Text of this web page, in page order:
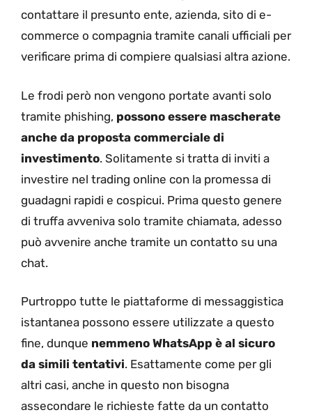
contattare il presunto ente, azienda, sito di e-
commerce o compagnia tramite canali ufficiali per
verificare prima di compiere qualsiasi altra azione.
Le frodi però non vengono portate avanti solo
tramite phishing, possono essere mascherate
anche da proposta commerciale di
investimento. Solitamente si tratta di inviti a
investire nel trading online con la promessa di
guadagni rapidi e cospicui. Prima questo genere
di truffa avveniva solo tramite chiamata, adesso
può avvenire anche tramite un contatto su una
chat.
Purtroppo tutte le piattaforme di messaggistica
istantanea possono essere utilizzate a questo
fine, dunque nemmeno WhatsApp è al sicuro
da simili tentativi. Esattamente come per gli
altri casi, anche in questo non bisogna
assecondare le richieste fatte da un contatto